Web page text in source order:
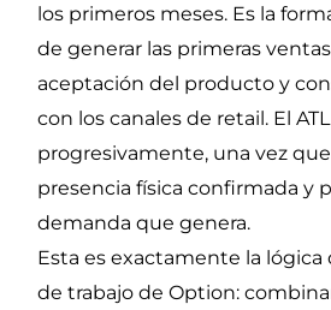
los primeros meses. Es la
de generar las primeras
aceptación del producto y
con los canales de retail. El
progresivamente, una vez
presencia física confirmada y
demanda que genera.
Esta es exactamente la
de trabajo de Option: